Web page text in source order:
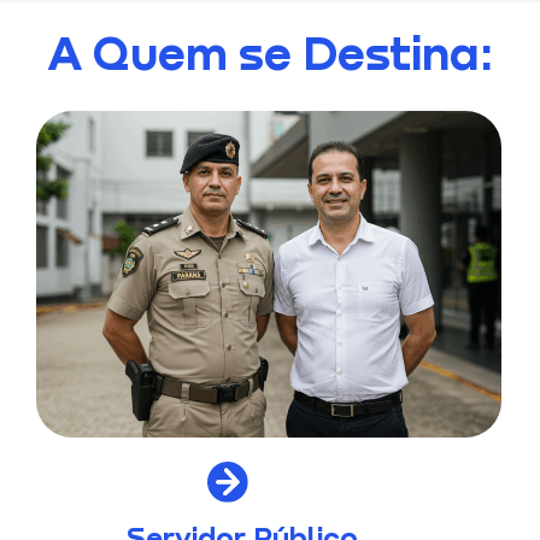
A Quem se Destina: